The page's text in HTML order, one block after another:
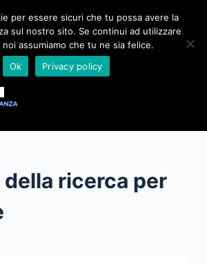
ricerca per
per essere sicuri che tu possa avere la
sul nostro sito. Se continui ad utilizzare
assumiamo che tu ne sia felice.
Ok
Privacy policy